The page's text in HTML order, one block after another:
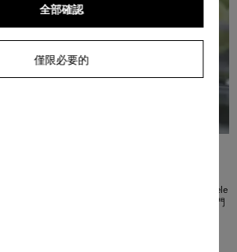
容量全滿，BrilliantLight 照明也能完美照亮您的 Miele
MasterCool 電器側壁上的高質 LED 燈條。 打開機門
便您查看食物。
僅限必要的
全部確認